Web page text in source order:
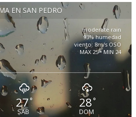
EN SAN PEDRO
moderate rain
93% humedad
viento: 8m/s OSO
MAX 25 • MIN 24
27 °
SAB
28°
DOM